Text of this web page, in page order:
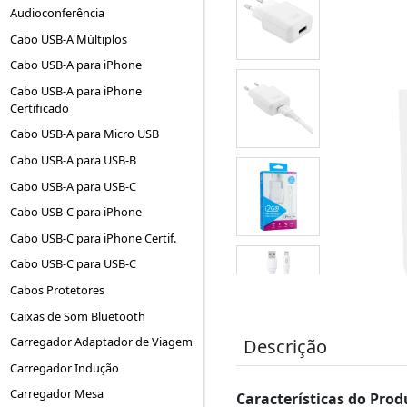
Audioconferência
Cabo USB-A Múltiplos
Cabo USB-A para iPhone
Cabo USB-A para iPhone
Certificado
Cabo USB-A para Micro USB
Cabo USB-A para USB-B
Cabo USB-A para USB-C
Cabo USB-C para iPhone
Cabo USB-C para iPhone Certif.
Cabo USB-C para USB-C
Cabos Protetores
Caixas de Som Bluetooth
Carregador Adaptador de Viagem
Carregador Indução
Carregador Mesa
Descrição
Características do